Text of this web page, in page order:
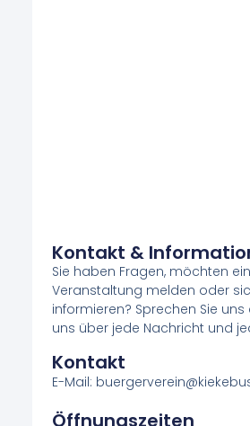
Kontakt &
Sie haben Fragen, möchten
Veranstaltung melden oder
informieren? Sprechen Sie uns
uns über jede Nachricht und
Kontakt
E-Mail:
Öffnungszeiten